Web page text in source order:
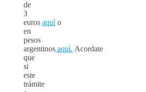
de
3
euros aquío
en
pesos
argentinos aquí. Acordate
que
si
este
trámite